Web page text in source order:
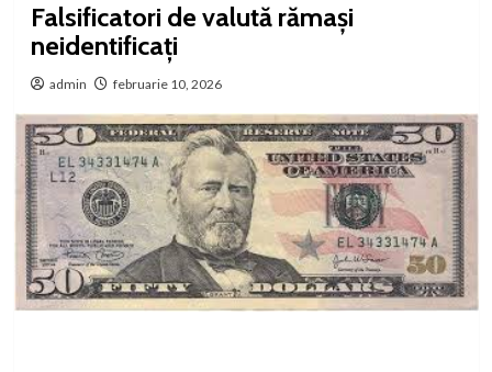
Falsificatori de valută rămași
neidentificați
admin februarie 10, 2026